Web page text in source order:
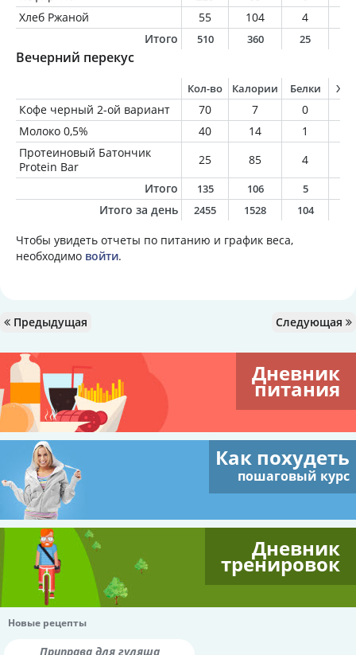
Хлеб Ржаной
55 104 4
Итого
510 360 25
Вечерний перекус
Кол-во Калории Белки
Кофе черный 2-ой вариант 70 7 0
Молоко 0,5%
40 14 1
Протеиновый Батончик
Protein Bar
25 85 4
Итого
135 106 5
Итого за день 2455 1528 104
Чтобы увидеть отчеты по питанию и график веса,
необходимо войти.
Предыдущая Следующая
Дневник
питания
Как похудеть
пошаговый курс
Дневник
тренировок
Новые рецепты
Приправа для гуляша